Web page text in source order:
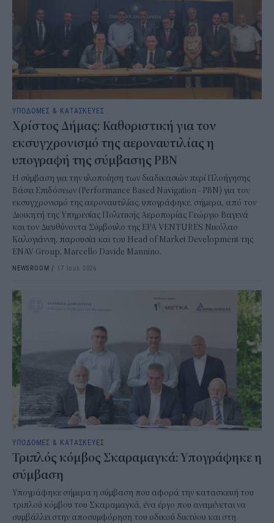
ΥΠΟΔΟΜΕΣ & ΚΑΤΑΣΚΕΥΕΣ
Χρίστος Δήμας: Καθοριστική για τον
εκσυγχρονισμό της αεροναυτιλίας η
υπογραφή της σύμβασης PBN
Η σύμβαση για την υλοποίηση των διαδικασιών περί Πλοήγησης
Βάσει Επιδόσεων (Performance Based Navigation - PBN) για τον
εκσυγχρονισμό της αεροναυτιλίας, υπογράφηκε, σήμερα, από τον
Διοικητή της Υπηρεσίας Πολιτικής Αεροπορίας Γεώργιο Βαγενά
και τον Διευθύνοντα Σύμβουλο της EFA VENTURES Νικόλαο
Καλογιάννη, παρουσία και του Head of Market Development της
ENAV Group, Marcello Davide Mannino.
NEWSROOM / 17 Ιουλ 2026
ΥΠΟΔΟΜΕΣ & ΚΑΤΑΣΚΕΥΕΣ
Τριπλός κόμβος Σκαραμαγκά: Υπογράφηκε η
σύμβαση
Υπογράφηκε σήμερα η σύμβαση που αφορά την κατασκευή του
τριπλού κόμβου του Σκαραμαγκά, ένα έργο που αναμένεται να
συμβάλλει στην αποσυμφόρηση του οδικού δικτύου και στη